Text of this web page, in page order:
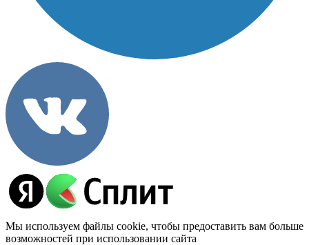
Мы используем файлы cookie, чтобы предоставить вам больше
возможностей при использовании сайта